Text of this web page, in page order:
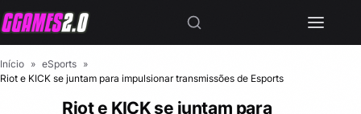
Início » eSports »
Riot e KICK se juntam para impulsionar transmissões de Esports
Riot e KICK se juntam para